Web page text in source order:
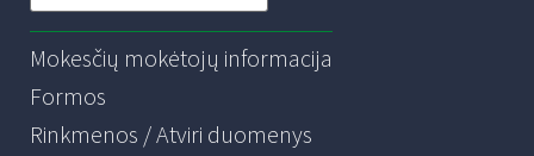
Mokesčių mokėtojų informacija
Formos
Rinkmenos / Atviri duomenys